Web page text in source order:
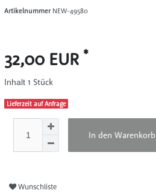
Artikelnummer NEW-49580
32,00 EUR *
Inhalt 1 Stück
Lieferzeit auf Anfrage
In den Warenkorb
Wunschliste